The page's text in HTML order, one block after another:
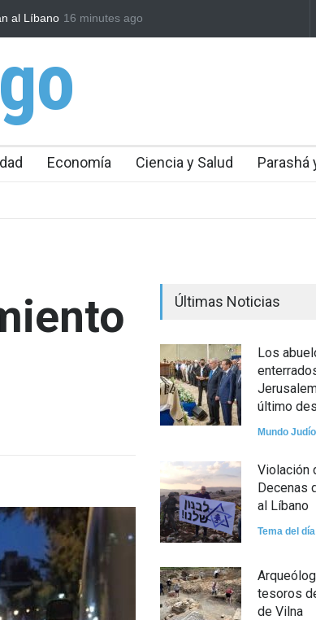
al Líbano Arqueólogos descubren tesoros de la Gran
16 minutes ago
Economía Ciencia y Salud Parashá
Últimas Noticias
Los
último
Mundo Judío
Violación
Decenas
al Líbano
Tema del día
tesoros
de Vilna